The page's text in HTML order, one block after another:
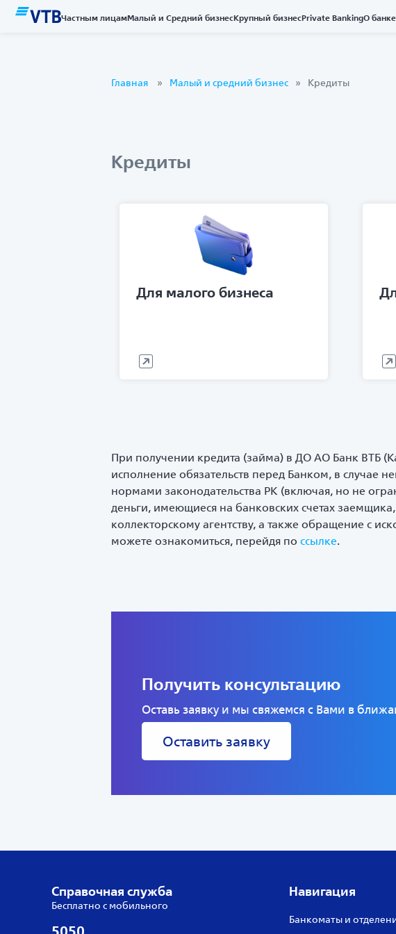
Частным лицамМалый и Средний бизнесКрупный бизнесPrivate BankingО банке
Главная Малый и средний бизнес Кредиты
Кредиты
Для малого бизнеса
При получении кредита (займа) в ДО АО Банк ВТБ
исполнение обязательств перед Банком, в случае
нормами законодательства РК (включая, но не
деньги, имеющиеся на банковских счетах
коллекторскому агентству, а также обращение с
можете ознакомиться, перейдя по ссылке.
Получить консультацию
Оставь заявку и мы свяжемся с Вами в
Оставить заявку
Справочная служба
Бесплатно с мобильного
Навигация
Банкоматы и